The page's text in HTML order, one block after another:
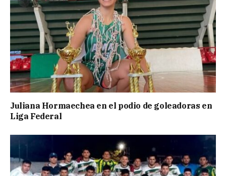
Juliana Hormaechea en el podio de goleadoras en
Liga Federal